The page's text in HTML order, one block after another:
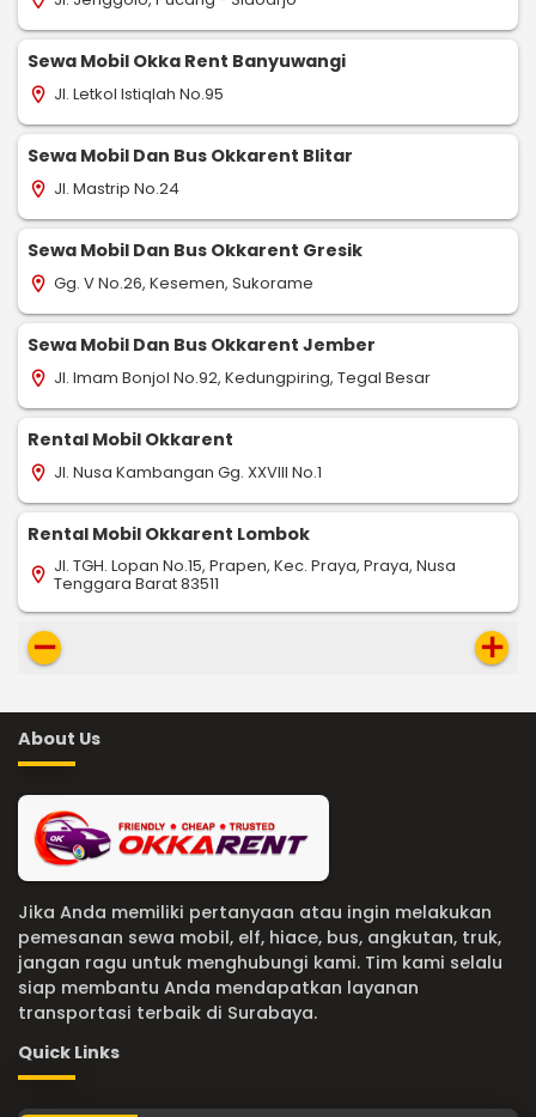
Sewa Mobil Okka Rent Banyuwangi
location_on Jl. Letkol Istiqlah No.95
Sewa Mobil Dan Bus Okkarent Blitar
location_on Jl. Mastrip No.24
Sewa Mobil Dan Bus Okkarent Gresik
location_on Gg. V No.26, Kesemen, Sukorame
Sewa Mobil Dan Bus Okkarent Jember
location_on Jl. Imam Bonjol No.92, Kedungpiring, Tegal Besar
Rental Mobil Okkarent
location_on Jl. Nusa Kambangan Gg. XXVIII No.1
Rental Mobil Okkarent Lombok
location_on Jl. TGH. Lopan No.15, Prapen, Kec. Praya, Praya, Nusa
Tenggara Barat 83511
remove add
About Us
Jika Anda memiliki pertanyaan atau ingin melakukan
pemesanan sewa mobil, elf, hiace, bus, angkutan, truk,
jangan ragu untuk menghubungi kami. Tim kami selalu
siap membantu Anda mendapatkan layanan
transportasi terbaik di Surabaya.
Quick Links